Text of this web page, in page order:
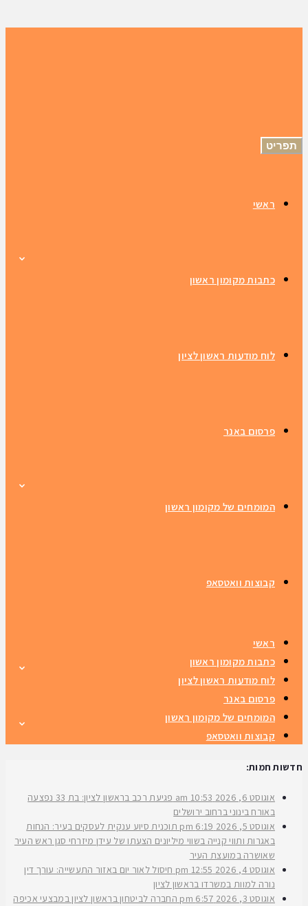
תפריט
ראשי
כתבות מקומון ראשון
לוח מודעות ראשון לציון
פרסום באנר
המומחים של מקומון ראשון
קבוצות וואטסאפ
ראשי
כתבות מקומון ראשון
לוח מודעות ראשון לציון
פרסום באנר
המומחים של מקומון ראשון
קבוצות וואטסאפ
חדשות חמות:
אוגוסט 6, 2026 10:53 am
פגיעת רכב בראשון לציון: בת 33 נפצעה
באורח בינוני ברחוב ירושלים
אוגוסט 5, 2026
6:19 pm
תוכנית סיוע ענקית לעסקים בעיר: הנחות
באגרות ותווי קנייה בשווי מיליונים הצעתו של עידן מיזרחי סגן ראש העיר
שאושרה במועצת העיר
אוגוסט 4, 2026
12:55 pm
חיסול לאור יום באזור התעשייה: עורך דין
נורה למוות במשרדו בראשון לציון
אוגוסט 3, 2026
6:57 pm
החברה לביטחון בראשון לציון במבצעי אכיפה